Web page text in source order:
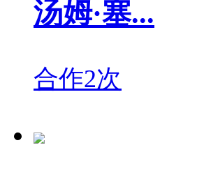
汤姆·塞...
合作2次